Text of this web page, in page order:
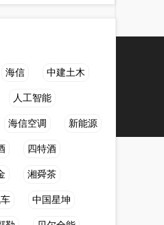
海信 中建土木
人工智能
海信空调 新能源
四特酒
湘舜茶
中国星坤